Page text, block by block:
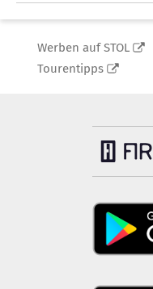
Werben auf STOL
Tourentipps